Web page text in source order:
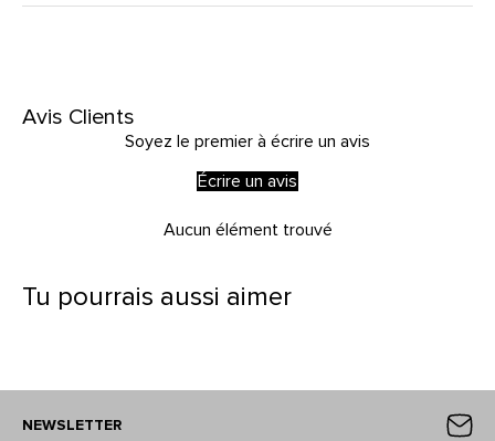
Avis Clients
Soyez le premier à écrire un avis
Écrire un avis
Aucun élément trouvé
Tu pourrais aussi aimer
NEWSLETTER